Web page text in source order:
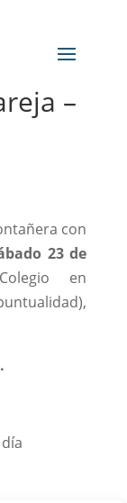
–
con
23 de
en